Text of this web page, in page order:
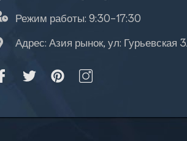
Режим работы: 9:30-17:30
Адрес: Азия рынок, ул: Гурьевская